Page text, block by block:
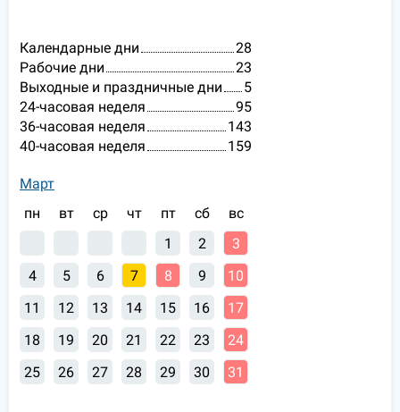
Календарные дни
28
Рабочие дни
23
Выходные и праздничные дни
5
24-часовая неделя
95
36-часовая неделя
143
40-часовая неделя
159
Март
пн
вт ср чт пт сб
вс
1
2
3
4
5 6 7 8 9
10
11
12 13 14 15 16
17
18
19 20 21 22 23
24
25
26 27 28 29 30 31